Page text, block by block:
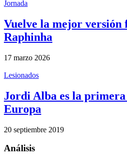
Jornada
Vuelve la mejor versión
Raphinha
17 marzo 2026
Lesionados
Jordi Alba es la
Europa
20 septiembre 2019
Análisis